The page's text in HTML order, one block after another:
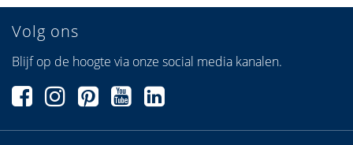
Volg ons
Blijf op de hoogte via onze social media kanalen.